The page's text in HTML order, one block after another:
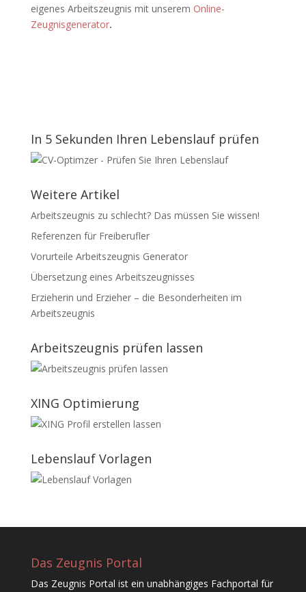
eigenes Arbeitszeugnis mit unserem Online-
Zeugnisgenerator.
In 5 Sekunden Ihren Lebenslauf prüfen
Weitere Artikel
Arbeitszeugnis zu schlecht? Das müssen Sie wissen!
Referenzen für Freiberufler
Vorurteile Arbeitszeugnis Generator
Übersetzung eines Arbeitszeugnisses
Erzieherin und Erzieher – die Besonderheiten im
Arbeitszeugnis
Arbeitszeugnis prüfen lassen
XING Optimierung
Lebenslauf Vorlagen
Das Zeugnis Portal
Das Zeugnis Portal ist ein unabhängiges Fachportal für